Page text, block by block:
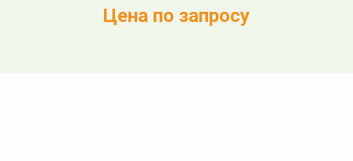
Цена по запросу